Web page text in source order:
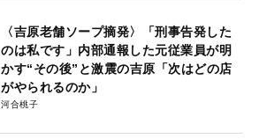
〈吉原老舗ソープ摘発〉「刑事告発した
のは私です」内部通報した元従業員が明
かす“その後”と激震の吉原「次はどの店
がやられるのか」
河合桃子